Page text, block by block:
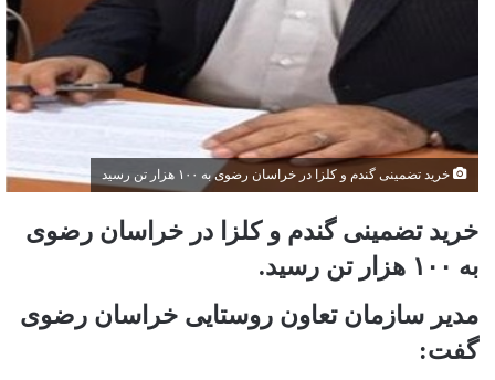
خرید تضمینی گندم و کلزا در خراسان رضوی به ۱۰۰ هزار تن رسید
خرید تضمینی گندم و کلزا در خراسان رضوی
به ۱۰۰ هزار تن رسید.
مدیر سازمان تعاون روستایی خراسان رضوی
گفت: